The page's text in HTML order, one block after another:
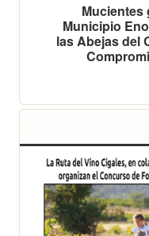
Mucientes
Municipio
las Abejas del